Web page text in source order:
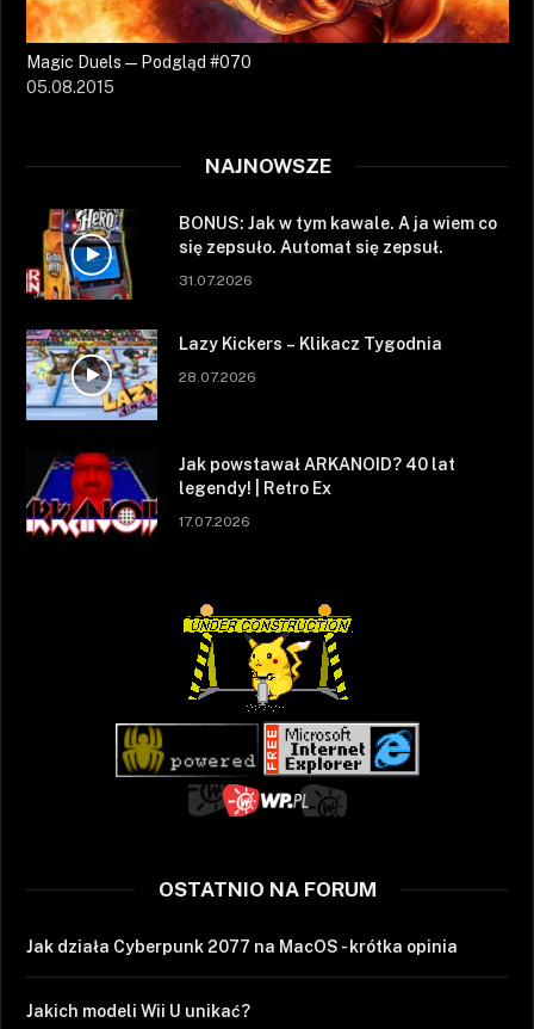
Magic Duels — Podgląd #070
05.08.2015
NAJNOWSZE
BONUS: Jak w tym kawale. A ja wiem co
się zepsuło. Automat się zepsuł.
31.07.2026
Lazy Kickers – Klikacz Tygodnia
28.07.2026
Jak powstawał ARKANOID? 40 lat
legendy! | Retro Ex
17.07.2026
OSTATNIO NA FORUM
Jak działa Cyberpunk 2077 na MacOS - krótka opinia
Jakich modeli Wii U unikać?